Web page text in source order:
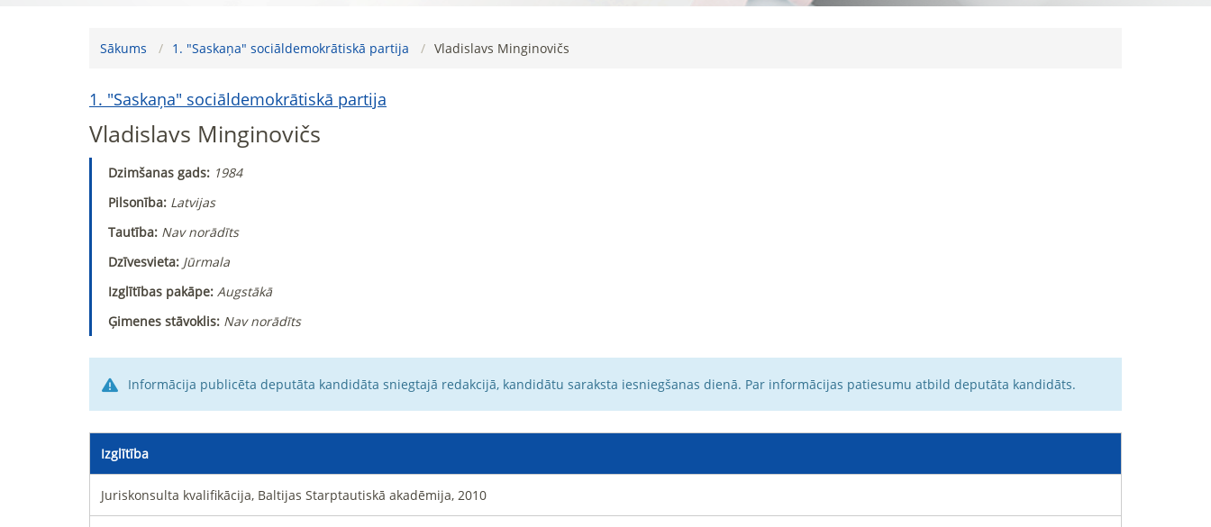
Sākums 1. "Saskaņa" sociāldemokrātiskā partija Vladislavs Minginovičs
1. "Saskaņa" sociāldemokrātiskā partija
Vladislavs Minginovičs
Dzimšanas gads: 1984
Pilsonība: Latvijas
Tautība: Nav norādīts
Dzīvesvieta: Jūrmala
Izglītības pakāpe: Augstākā
Ģimenes stāvoklis: Nav norādīts
Informācija publicēta deputāta kandidāta sniegtajā redakcijā, kandidātu saraksta iesniegšanas dienā. Par informācijas patiesumu atbild deputāta kandidāts.
Izglītība
Juriskonsulta kvalifikācija, Baltijas Starptautiskā akadēmija, 2010